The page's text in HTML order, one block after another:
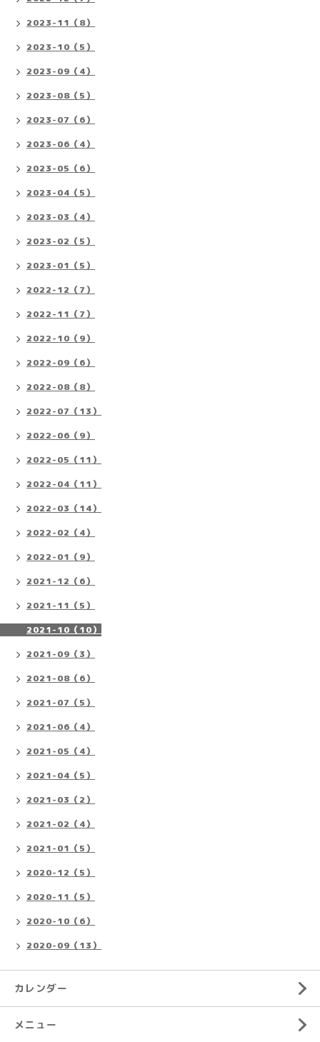
2023-11（8）
2023-10（5）
2023-09（4）
2023-08（5）
2023-07（6）
2023-06（4）
2023-05（6）
2023-04（5）
2023-03（4）
2023-02（5）
2023-01（5）
2022-12（7）
2022-11（7）
2022-10（9）
2022-09（6）
2022-08（8）
2022-07（13）
2022-06（9）
2022-05（11）
2022-04（11）
2022-03（14）
2022-02（4）
2022-01（9）
2021-12（6）
2021-11（5）
2021-10（10）
2021-09（3）
2021-08（6）
2021-07（5）
2021-06（4）
2021-05（4）
2021-04（5）
2021-03（2）
2021-02（4）
2021-01（5）
2020-12（5）
2020-11（5）
2020-10（6）
2020-09（13）
カレンダー
メニュー